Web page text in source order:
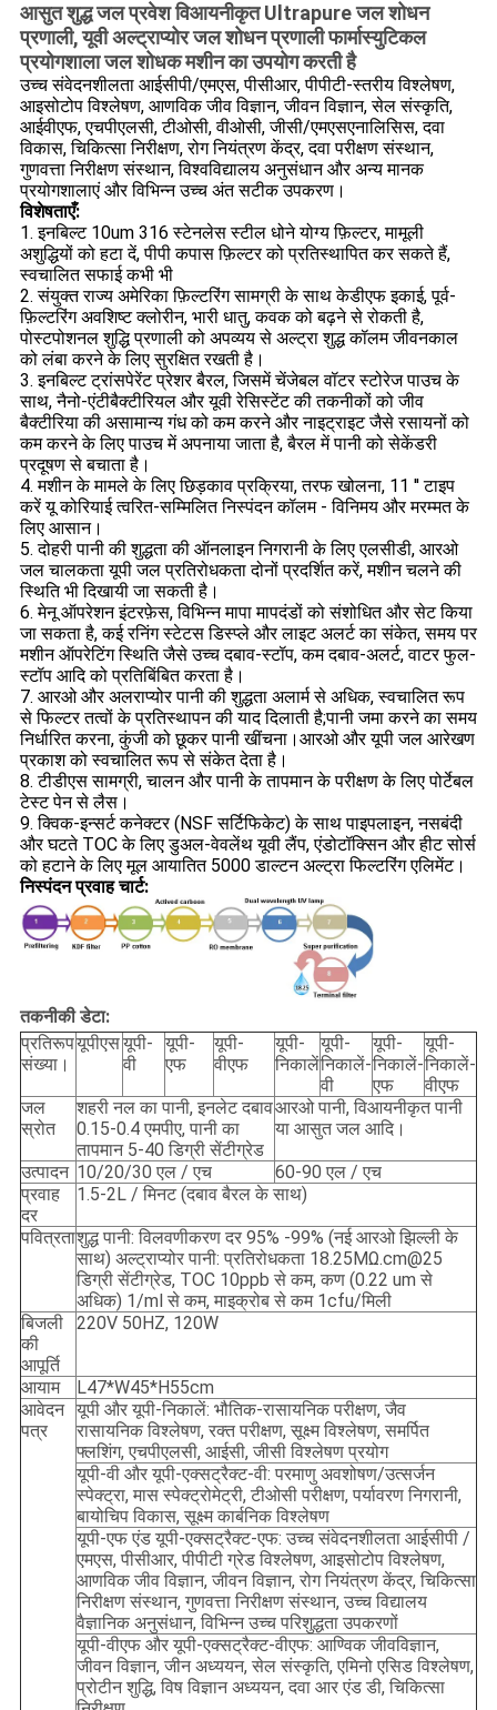
आसुत शुद्ध जल प्रवेश विआयनीकृत Ultrapure जल शोधन
प्रणाली,यूवी अल्ट्राप्योर जल शोधन प्रणाली फार्मास्युटिकल
प्रयोगशाला जल शोधक मशीन का उपयोग करती है
उच्च संवेदनशीलता आईसीपी/एमएस, पीसीआर, पीपीटी-स्तरीय विश्लेषण,
आइसोटोप विश्लेषण, आणविक जीव विज्ञान, जीवन विज्ञान, सेल संस्कृति,
आईवीएफ, एचपीएलसी, टीओसी, वीओसी, जीसी/एमएसएनालिसिस, दवा
विकास, चिकित्सा निरीक्षण, रोग नियंत्रण केंद्र, दवा परीक्षण संस्थान,
गुणवत्ता निरीक्षण संस्थान, विश्वविद्यालय अनुसंधान और अन्य मानक
प्रयोगशालाएं और विभिन्न उच्च अंत सटीक उपकरण।
विशेषताएँ:
1. इनबिल्ट 10um 316 स्टेनलेस स्टील धोने योग्य फ़िल्टर, मामूली
अशुद्धियों को हटा दें, पीपी कपास फ़िल्टर को प्रतिस्थापित कर सकते हैं,
स्वचालित सफाई कभी भी
2. संयुक्त राज्य अमेरिका फ़िल्टरिंग सामग्री के साथ केडीएफ इकाई, पूर्व-
फ़िल्टरिंग अवशिष्ट क्लोरीन, भारी धातु, कवक को बढ़ने से रोकती है,
पोस्टपोशनल शुद्धि प्रणाली को अपव्यय से अल्ट्रा शुद्ध कॉलम जीवनकाल
को लंबा करने के लिए सुरक्षित रखती है।
3. इनबिल्ट ट्रांसपेरेंट प्रेशर बैरल, जिसमें चेंजेबल वॉटर स्टोरेज पाउच के
साथ, नैनो-एंटीबैक्टीरियल और यूवी रेसिस्टेंट की तकनीकों को जीव
बैक्टीरिया की असामान्य गंध को कम करने और नाइट्राइट जैसे रसायनों को
कम करने के लिए पाउच में अपनाया जाता है, बैरल में पानी को सेकेंडरी
प्रदूषण से बचाता है।
4. मशीन के मामले के लिए छिड़काव प्रक्रिया, तरफ खोलना, 11 '' टाइप
करें यू कोरियाई त्वरित-सम्मिलित निस्पंदन कॉलम - विनिमय और मरम्मत के
लिए आसान।
5. दोहरी पानी की शुद्धता की ऑनलाइन निगरानी के लिए एलसीडी, आरओ
जल चालकता यूपी जल प्रतिरोधकता दोनों प्रदर्शित करें, मशीन चलने की
स्थिति भी दिखायी जा सकती है।
6. मेनू ऑपरेशन इंटरफ़ेस, विभिन्न मापा मापदंडों को संशोधित और सेट किया
जा सकता है, कई रनिंग स्टेटस डिस्प्ले और लाइट अलर्ट का संकेत, समय पर
मशीन ऑपरेटिंग स्थिति जैसे उच्च दबाव-स्टॉप, कम दबाव-अलर्ट, वाटर फुल-
स्टॉप आदि को प्रतिबिंबित करता है।
7. आरओ और अलराप्योर पानी की शुद्धता अलार्म से अधिक, स्वचालित रूप
से फिल्टर तत्वों के प्रतिस्थापन की याद दिलाती है;पानी जमा करने का समय
निर्धारित करना, कुंजी को छूकर पानी खींचना।आरओ और यूपी जल आरेखण
प्रकाश को स्वचालित रूप से संकेत देता है।
8. टीडीएस सामग्री, चालन और पानी के तापमान के परीक्षण के लिए पोर्टेबल
टेस्ट पेन से लैस।
9. क्विक-इन्सर्ट कनेक्टर (NSF सर्टिफिकेट) के साथ पाइपलाइन, नसबंदी
और घटते TOC के लिए डुअल-वेवलेंथ यूवी लैंप, एंडोटॉक्सिन और हीट सोर्स
को हटाने के लिए मूल आयातित 5000 डाल्टन अल्ट्रा फिल्टरिंग एलिमेंट।
निस्पंदन प्रवाह चार्ट:
तकनीकी डेटा:
प्रतिरूप
संख्या।
यूपीएसयूपी-
वी
यूपी-
एफ
यूपी-
वीएफ
यूपी-
निकालें
यूपी-
निकालें-
वी
यूपी-
निकालें-
एफ
यूपी-
निकालें-
वीएफ
जल
स्रोत
शहरी नल का पानी, इनलेट दबाव
0.15-0.4 एमपीए, पानी का
तापमान 5-40 डिग्री सेंटीग्रेड
आरओ पानी, विआयनीकृत पानी
या आसुत जल आदि।
उत्पादन 10/20/30 एल / एच
60-90 एल / एच
प्रवाह
दर
1.5-2L / मिनट (दबाव बैरल के साथ)
पवित्रताशुद्ध पानी: विलवणीकरण दर 95% -99% (नई आरओ झिल्ली के
साथ) अल्ट्राप्योर पानी: प्रतिरोधकता 18.25MΩ.cm@25
डिग्री सेंटीग्रेड, TOC 10ppb से कम, कण (0.22 um से
अधिक) 1/ml से कम, माइक्रोब से कम 1cfu/मिली
बिजली
की
आपूर्ति
220V 50HZ, 120W
आयाम
L47*W45*H55cm
आवेदन
पत्र
यूपी और यूपी-निकालें: भौतिक-रासायनिक परीक्षण, जैव
रासायनिक विश्लेषण, रक्त परीक्षण, सूक्ष्म विश्लेषण, समर्पित
फ्लशिंग, एचपीएलसी, आईसी, जीसी विश्लेषण प्रयोग
यूपी-वी और यूपी-एक्सट्रैक्ट-वी: परमाणु अवशोषण/उत्सर्जन
स्पेक्ट्रा, मास स्पेक्ट्रोमेट्री, टीओसी परीक्षण, पर्यावरण निगरानी, ​​
बायोचिप विकास, सूक्ष्म कार्बनिक विश्लेषण
यूपी-एफ एंड यूपी-एक्सट्रैक्ट-एफ: उच्च संवेदनशीलता आईसीपी /
एमएस, पीसीआर, पीपीटी ग्रेड विश्लेषण, आइसोटोप विश्लेषण,
आणविक जीव विज्ञान, जीवन विज्ञान, रोग नियंत्रण केंद्र, चिकित्सा
निरीक्षण संस्थान, गुणवत्ता निरीक्षण संस्थान, उच्च विद्यालय
वैज्ञानिक अनुसंधान, विभिन्न उच्च परिशुद्धता उपकरणों
यूपी-वीएफ और यूपी-एक्सट्रैक्ट-वीएफ: आण्विक जीवविज्ञान,
जीवन विज्ञान, जीन अध्ययन, सेल संस्कृति, एमिनो एसिड विश्लेषण,
प्रोटीन शुद्धि, विष विज्ञान अध्ययन, दवा आर एंड डी, चिकित्सा